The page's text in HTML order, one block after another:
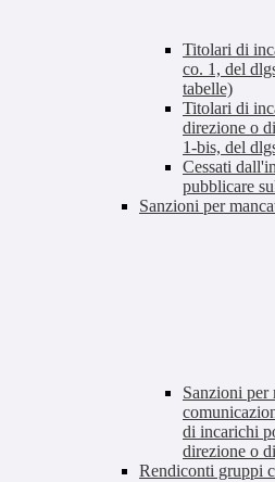
Titolari di
co. 1, del
tabelle)
Titolari di
direzione o
1-bis, del
Cessati
pubblicare
Sanzioni per
Sanzioni per
di incarichi
direzione o
Rendiconti gruppi